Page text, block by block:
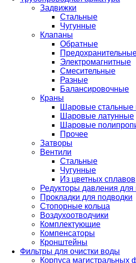
Задвижки
Стальные
Чугунные
Клапаны
Обратные
Электромагнитные
Смесительные
Разные
Балансировочные
Краны
Шаровые
Шаровые латунные
Шаровые
Прочее
Затворы
Вентили
Стальные
Чугунные
Из цветных сплавов
Редукторы давления
Прокладки для подводки
Стопорные кольца
Воздухоотводчики
Комплектующие
Компенсаторы
Кронштейны
Фильтры для очистки воды
Корпуса магистральных